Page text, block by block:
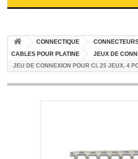
CONNECTIQUE
CABLES POUR PLATINE
JEUX DE
JEU DE CONNEXION POUR CI. 25 JEUX. 4